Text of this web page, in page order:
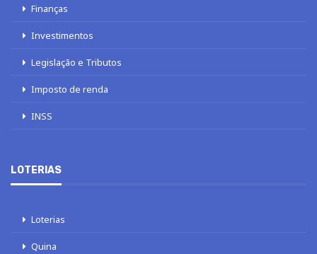
Finanças
Investimentos
Legislação e Tributos
Imposto de renda
INSS
LOTERIAS
Loterias
Quina